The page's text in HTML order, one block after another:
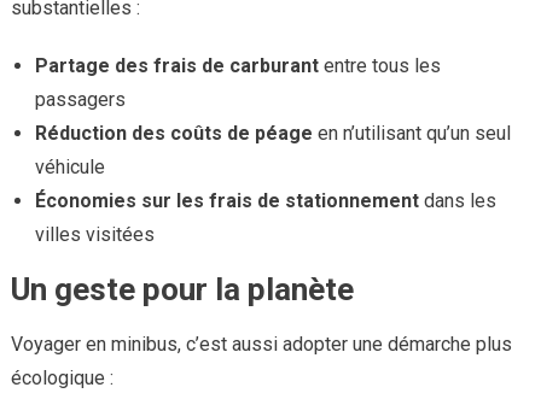
substantielles :
Partage des frais de carburantentre tous les
passagers
Réduction des coûts de péage en n’utilisant qu’un seul
véhicule
Économies sur les frais de stationnementdans les
villes visitées
Un geste pour la planète
Voyager en minibus, c’est aussi adopter une démarche plus
écologique :